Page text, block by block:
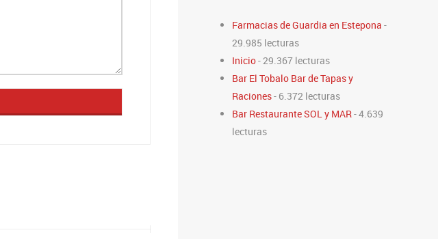
Farmacias de Guardia en Estepona -
29.985 lecturas
Inicio- 29.367 lecturas
Bar El Tobalo Bar de Tapas y
Raciones- 6.372 lecturas
Bar Restaurante SOL y MAR- 4.639
lecturas